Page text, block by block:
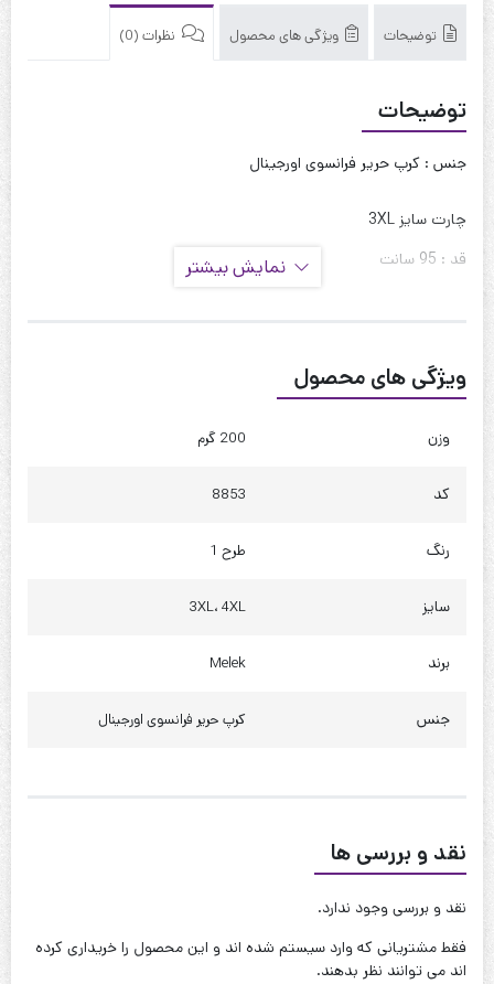
توضیحات ویژگی های محصول نظرات (0)
توضیحات
جنس : کرپ حریر فرانسوی اورجینال
چارت سایز 3XL
قد : 95 سانت
دور بازو : 42 سانت
دور باسن : 150 تا 155
چارت سایز 4XL
حلقه آستین : 60 سانت
دور بازو : 45 سانت
نحوه شستشو:با آب 40 درجه و بدون استفاده از مایعات سفیدکننده
نمایش بیشتر
ویژگی های محصول
وزن 200 گرم
کد 8853
رنگ طرح 1
سایز 3XL، 4XL
برند Melek
جنس کرپ حریر فرانسوی اورجینال
نقد و بررسی ها
نقد و بررسی وجود ندارد.
فقط مشتریانی که وارد سیستم شده اند و این محصول را خریداری کرده
اند می توانند نظر بدهند.